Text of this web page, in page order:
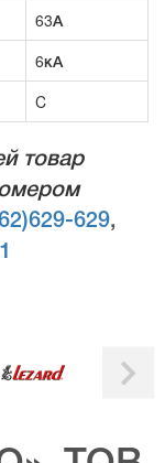
63А
6кА
C
товар
629,